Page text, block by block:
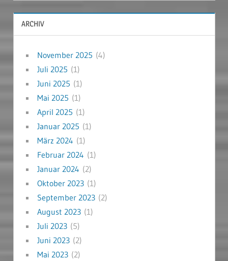
ARCHIV
November 2025 (4)
Juli 2025 (1)
Juni 2025 (1)
Mai 2025 (1)
April 2025 (1)
Januar 2025 (1)
März 2024 (1)
Februar 2024 (1)
Januar 2024 (2)
Oktober 2023(1)
September 2023(2)
August 2023(1)
Juli 2023(5)
Juni 2023(2)
Mai 2023(2)